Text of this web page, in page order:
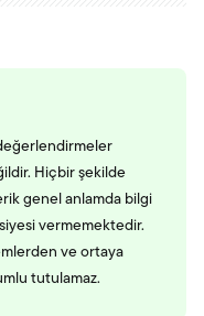
Hiçbir şekilde
genel anlamda bilgi
vermemektedir.
ve ortaya
tutulamaz.